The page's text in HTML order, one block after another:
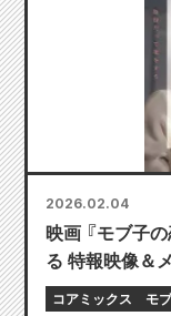
2026.02.04
映画 『モブ子
る 特報映像＆
コアミックス モ